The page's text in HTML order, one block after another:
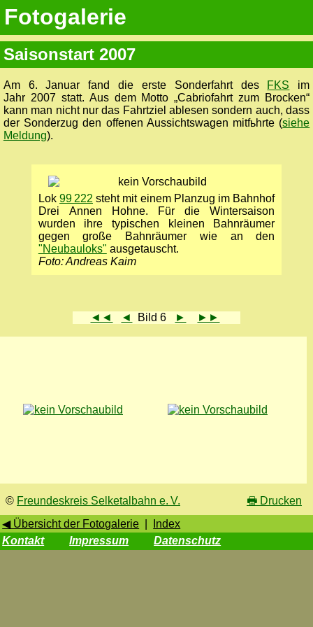
Fotogalerie
Saisonstart 2007
Am 6. Januar fand die erste Sonderfahrt des FKS im
Jahr 2007 statt. Aus dem Motto „Cabriofahrt zum Brocken“
kann man nicht nur das Fahrtziel ablesen sondern auch, dass
der Sonderzug den offenen Aussichtswagen mitfьhrte (siehe
Meldung).
Lok 99 222 steht mit einem Planzug im Bahnhof
Drei Annen Hohne. Für die Wintersaison
wurden ihre typischen kleinen Bahnräumer
gegen große Bahnräumer wie an den
"Neubauloks" ausgetauscht.
Foto: Andreas Kaim
◄◄ ◄ Bild 6 ► ►►
© Freundeskreis Selketalbahn e. V. 🖶 Drucken
◀ Übersicht der Fotogalerie
Index
Kontakt
Impressum Datenschutz